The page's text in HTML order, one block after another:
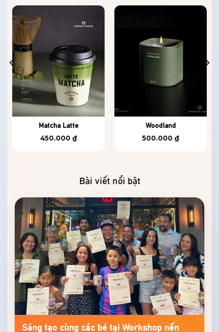
Matcha Latte
450.000 ₫
Woodland
500.000 ₫
Bài viết nổi bật
Sáng tạo cùng các bé tại Workshop nến